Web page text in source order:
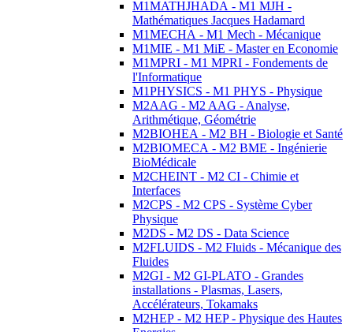
M1MATHJHADA - M1 MJH -
Mathématiques Jacques Hadamard
M1MECHA - M1 Mech - Mécanique
M1MIE - M1 MiE - Master en Economie
M1MPRI - M1 MPRI - Fondements de
l'Informatique
M1PHYSICS - M1 PHYS - Physique
M2AAG - M2 AAG - Analyse,
Arithmétique, Géométrie
M2BIOHEA - M2 BH - Biologie et Santé
M2BIOMECA - M2 BME - Ingénierie
BioMédicale
M2CHEINT - M2 CI - Chimie et
Interfaces
M2CPS - M2 CPS - Système Cyber
Physique
M2DS - M2 DS - Data Science
M2FLUIDS - M2 Fluids - Mécanique des
Fluides
M2GI - M2 GI-PLATO - Grandes
installations - Plasmas, Lasers,
Accélérateurs, Tokamaks
M2HEP - M2 HEP - Physique des Hautes